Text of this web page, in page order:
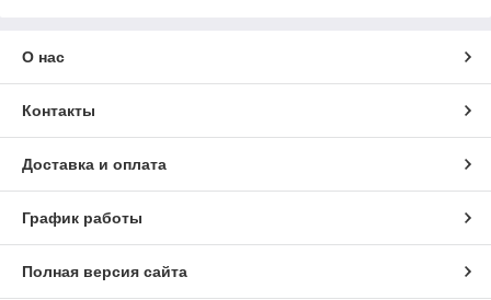
О нас
Контакты
Доставка и оплата
График работы
Полная версия сайта